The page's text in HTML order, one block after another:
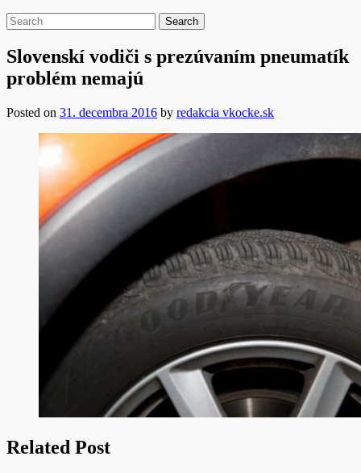
Slovenskí vodiči s prezúvaním pneumatík
problém nemajú
Posted on 31. decembra 2016 by redakcia vkocke.sk
Related Post